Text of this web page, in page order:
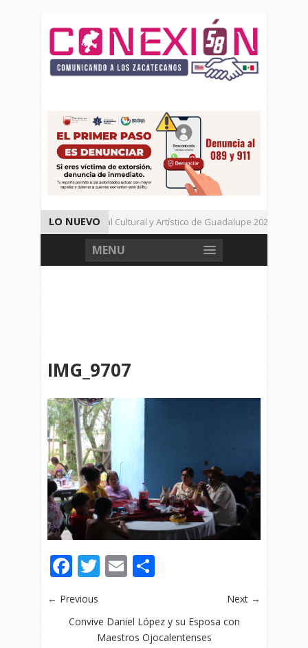
LO NUEVO
Da inicio el Festival Cultural y Artístico de Guadalupe 2026
Muere Agresor, Detienen a Dos Menores en Joaquín Amaro.
MENU
IMG_9707
Facebook
Twitter
Email
← Previous
Next →
Convive Daniel López y su Esposa con
Maestros Ojocalentenses